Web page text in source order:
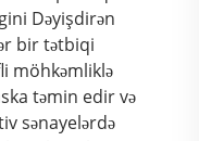
Dəyişdirən
bir tətbiqi
möhkəmliklə
təmin edir və
sənayelərdə